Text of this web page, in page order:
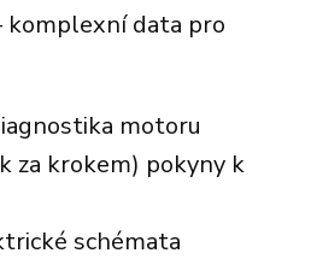
komplexní data pro
motoru
za krokem) pokyny k
schémata